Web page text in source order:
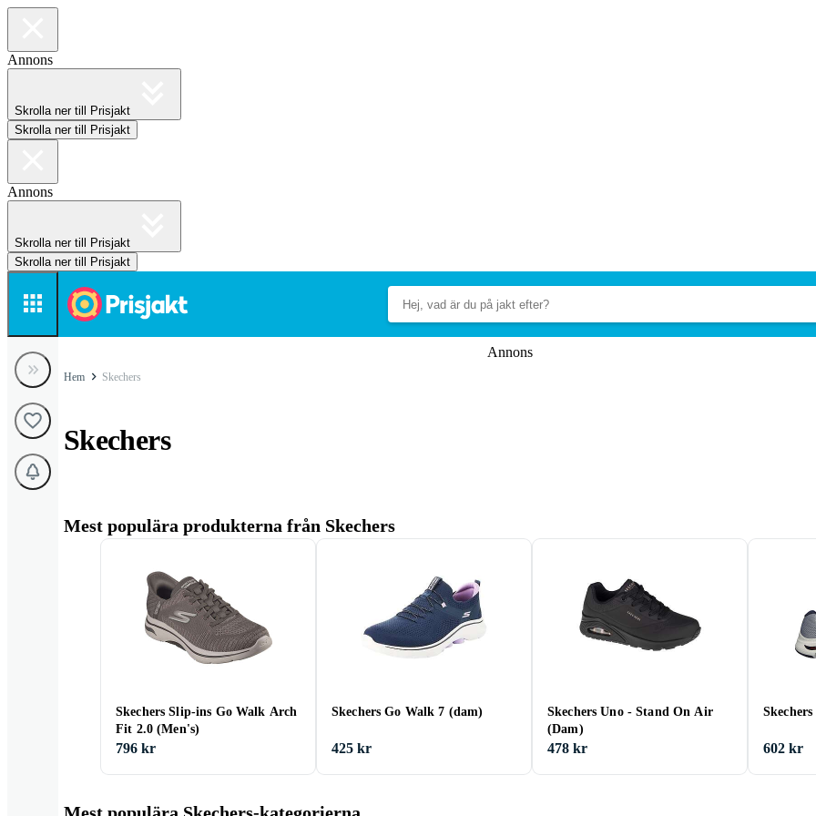
Annons
Skrolla ner till Prisjakt
Skrolla ner till Prisjakt
Annons
Skrolla ner till Prisjakt
Skrolla ner till Prisjakt
Annons
Hem Skechers
Skechers
Mest populära produkterna från Skechers
Skechers Slip-ins Go Walk Arch
Fit 2.0 (Men's)
796 kr
Skechers Go Walk 7 (dam)
425 kr
Skechers Uno - Stand On Air
(Dam)
478 kr 602 kr